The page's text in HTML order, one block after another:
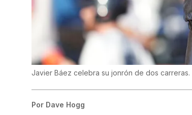
Javier Báez celebra su jonrón de dos carreras.
Por Dave Hogg